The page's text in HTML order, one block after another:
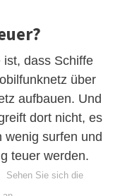
ist, dass Schiffe
über
aufbauen. Und
dort nicht, es
wenig surfen und
teuer werden.
Sehen Sie sich die